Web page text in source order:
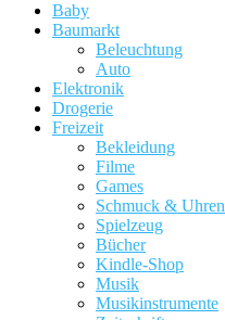
Baby
Baumarkt
Beleuchtung
Auto
Elektronik
Drogerie
Freizeit
Bekleidung
Filme
Games
Schmuck & Uhren
Spielzeug
Bücher
Kindle-Shop
Musik
Musikinstrumente